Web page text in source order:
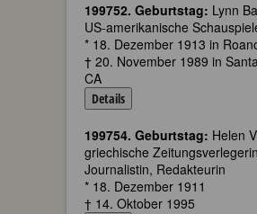
199752. Geburtstag: Lynn
US-amerikanische
* 18. Dezember 1913 in
† 20. November 1989 in
CA
Details
199754. Geburtstag: Helen
griechische
Journalistin, Redakteurin
* 18. Dezember 1911
† 14. Oktober 1995